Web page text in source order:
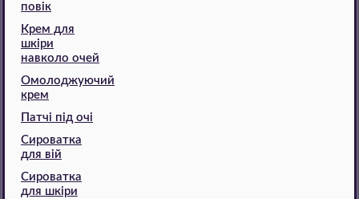
повік
Крем для
шкіри
навколо очей
Омолоджуючий
крем
Патчі під очі
Сироватка
для вій
Сироватка
для шкіри